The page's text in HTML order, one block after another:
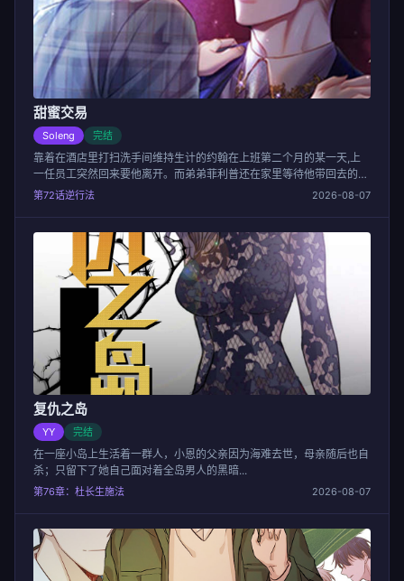
甜蜜交易
Soleng 完结
靠着在酒店里打扫洗手间维持生计的约翰在上班第二个月的某一天,上
一任员工突然回来要他离开。而弟弟菲利普还在家里等待他带回去的自
助餐剩饭。突然有一个男子出现说约翰与自己认识的熟人十分相像因此
工作是在离那里很远的一个窝棚里做一些杂事但他还是觉得很开心。当
然,直到他遇到了迷路的赫尔伯
第72话逆行法 2026-08-07
复仇之岛
YY 完结
在一座小岛上生活着一群人，小恩的父亲因为海难去世，母亲随后也自
杀；只留下了她自己面对着全岛男人的黑暗...
第76章：杜长生施法 2026-08-07